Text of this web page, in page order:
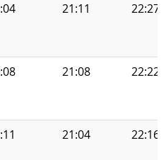
21:11 22:27
21:08 22:22
21:04 22:16